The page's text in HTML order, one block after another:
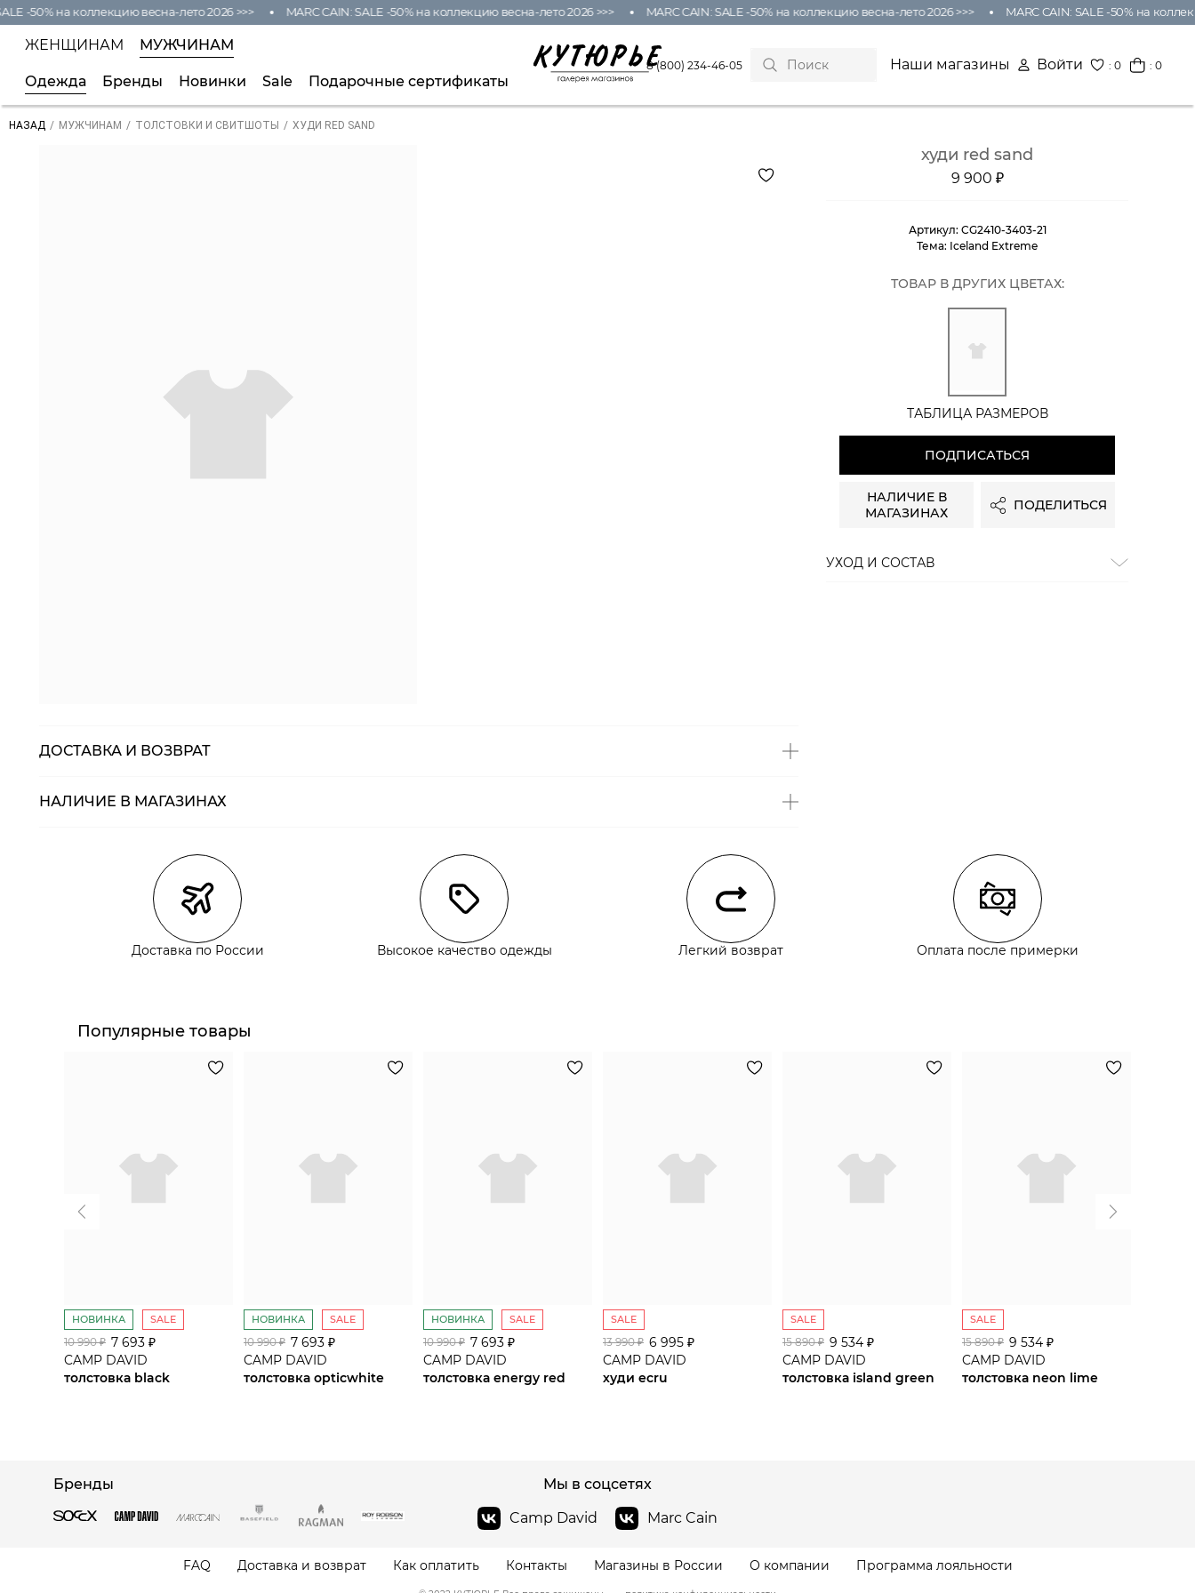
-50% на коллекцию весна-лето 2026 >>> MARC CAIN: SALE -50% на коллекцию весна-лето 2026 >>> MARC CAIN: SALE -50% на коллекцию весна-лето 2026 >>> MARC CAIN: SALE -50% на
ЖЕНЩИНАМ МУЖЧИНАМ
Одежда Бренды Новинки Sale Подарочные сертификаты
8 (800) 234-46-05 Наши магазины Войти :0 : 0
НАЗАД / МУЖЧИНАМ / ТОЛСТОВКИ И СВИТШОТЫ / ХУДИ RED SAND
ДОСТАВКА И ВОЗВРАТ
Курьерская доставка СДЭК
Самовывоз из пункта выдачи СДЭК
Самовывоз из наших магазинов
сайте СДЭК
НАЛИЧИЕ В МАГАЗИНАХ
худи red sand
9 900 ₽
Артикул: CG2410-3403-21
Тема: Iceland Extreme
ТОВАР В ДРУГИХ ЦВЕТАХ:
ТАБЛИЦА РАЗМЕРОВ
ПОДПИСАТЬСЯ
НАЛИЧИЕ В
МАГАЗИНАХ
ПОДЕЛИТЬСЯ
УХОД И СОСТАВ
Доставка по России Высокое качество одежды Легкий возврат Оплата после примерки
Популярные товары
НОВИНКА SALE
10 990 ₽ 7 693 ₽
CAMP DAVID
толстовка black
НОВИНКА SALE
10 990 ₽ 7 693 ₽
CAMP DAVID
толстовка opticwhite
НОВИНКА SALE
10 990 ₽ 7 693 ₽
CAMP DAVID
толстовка energy red
SALE
13 990 ₽ 6 995 ₽
CAMP DAVID
худи ecru
SALE
15 890 ₽ 9 534 ₽
CAMP DAVID
толстовка island green
SALE
15 890 ₽ 9 534 ₽
CAMP DAVID
толстовка neon lime
Бренды
Мы в соцсетях
Camp David
Marc Cain
FAQ Доставка и возврат Как оплатить Контакты Магазины в России О компании Программа лояльности